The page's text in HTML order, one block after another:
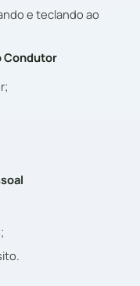
e teclando ao
Condutor